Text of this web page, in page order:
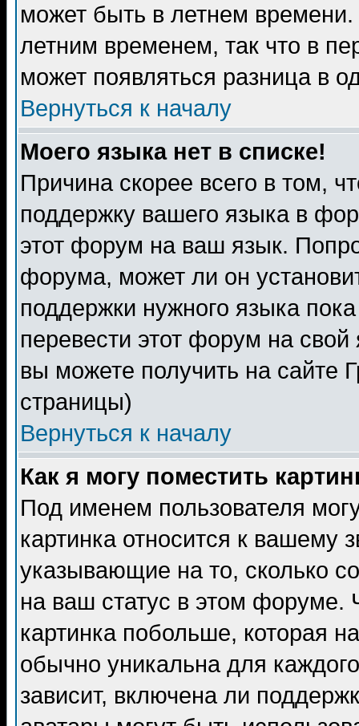
может быть в летнем
летним временем, так что в
может появляться разница в
Вернуться к началу
Моего языка нет в списке!
Причина скорее всего в том,
поддержку вашего языка в
этот форум на ваш язык.
форума, может ли он
поддержки нужного языка
перевести этот форум на
вы можете получить на сайте
страницы)
Вернуться к началу
Как я могу поместить
Под именем пользователя
картинка относится к вашему
указывающие на то, сколько
на ваш статус в этом форуме.
картинка побольше, которая
обычно уникальна для
зависит, включена ли